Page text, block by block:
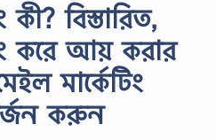
কী? বিস্তারিত,
করে আয় করার
মার্কেটিং
করুন